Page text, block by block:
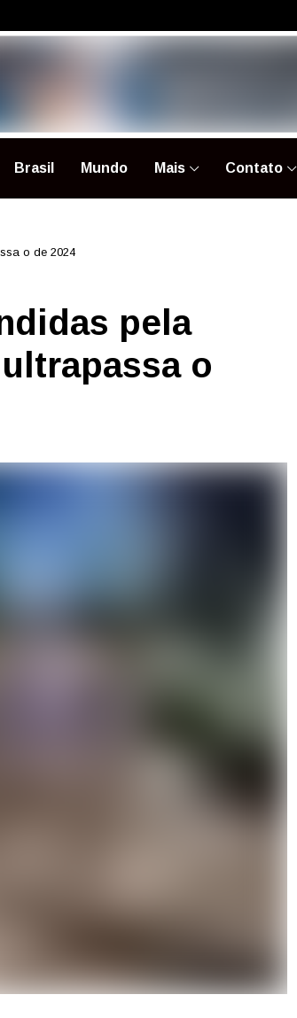
Brasil Mundo Mais Contato
o de 2024
pela
o